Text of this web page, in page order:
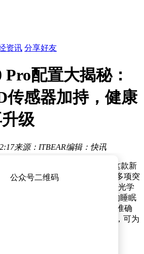
资讯 分享好友
配置大揭秘：
传感器加持，健康
级
来源：ITBEAR编辑：快讯
迭代产品——小米手环10 Pro，这款新
功能扩展及工业设计方面实现多项突
参数，该设备搭载双灯组双PD光学
率提升至98.2%，配合升级后的睡眠
别精度提高11%，睡眠阶段判断准确
（心率变异性）指标监测功能，可为
量评估。